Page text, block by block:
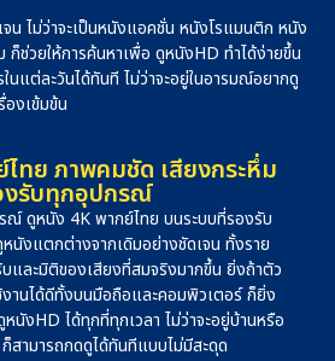
น ไม่ว่าจะเป็นหนังแอคชั่น หนังโรแมนติก หนัง
ช่วยให้การค้นหาเพื่อ ดูหนังHD ทำได้ง่ายขึ้น
นแต่ละวันได้ทันที ไม่ว่าจะอยู่ในอารมณ์อยากดู
งเข้มข้น
ทย ภาพคมชัด เสียงกระหึ่ม
งรับทุกอุปกรณ์
ณ์ ดูหนัง 4K พากย์ไทย บนระบบที่รองรับ
นังแตกต่างจากเดิมอย่างชัดเจน ทั้งราย
และมิติของเสียงที่สมจริงมากขึ้น ยิ่งถ้าตัว
งานได้ดีทั้งบนมือถือและคอมพิวเตอร์ ก็ยิ่ง
หนังHD ได้ทุกที่ทุกเวลา ไม่ว่าจะอยู่บ้านหรือ
สามารถกดดูได้ทันทีแบบไม่มีสะดุด